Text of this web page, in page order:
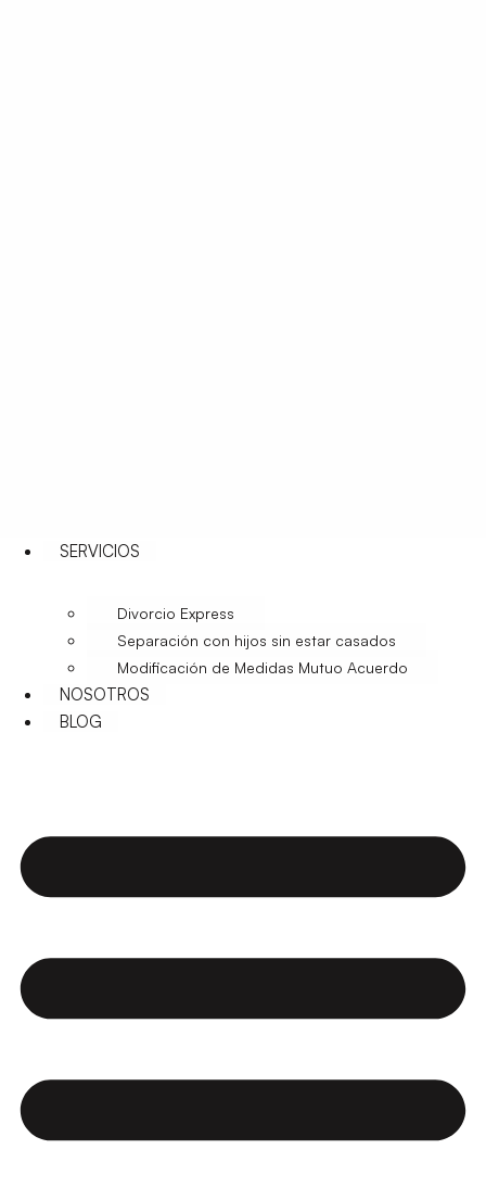
SERVICIOS
Divorcio Express
Separación con hijos sin estar casados
Modificación de Medidas Mutuo Acuerdo
NOSOTROS
BLOG